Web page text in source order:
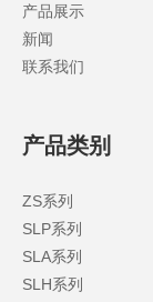
产品展示
新闻
联系我们
产品类别
ZS系列
SLP系列
SLA系列
SLH系列